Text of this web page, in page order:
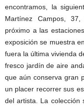
encontramos, la
Martínez Campos,
próximo a las
exposición se muestra
fuera la última vivienda
fresco jardín de aire
que aún conserva gran
un placer recorrer sus
del artista. La colección